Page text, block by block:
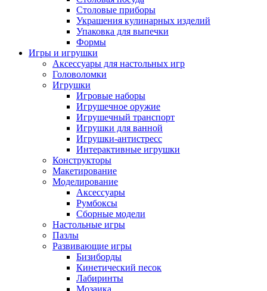
Столовые приборы
Украшения кулинарных изделий
Упаковка для выпечки
Формы
Игры и игрушки
Аксессуары для настольных игр
Головоломки
Игрушки
Игровые наборы
Игрушечное оружие
Игрушечный транспорт
Игрушки для ванной
Игрушки-антистресс
Интерактивные игрушки
Конструкторы
Макетирование
Моделирование
Аксессуары
Румбоксы
Сборные модели
Настольные игры
Пазлы
Развивающие игры
Бизиборды
Кинетический песок
Лабиринты
Мозаика